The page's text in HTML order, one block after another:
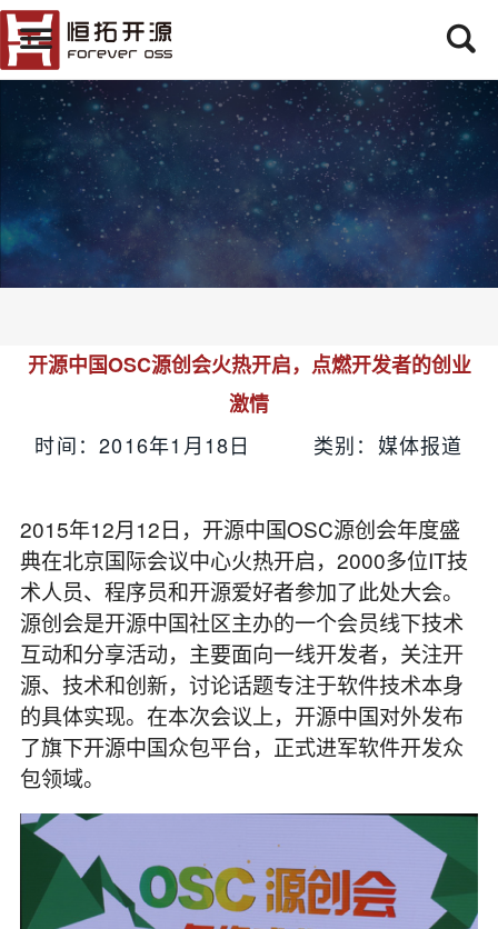
开源中国OSC源创会火热开启，点燃开发者的创业
激情
时间：2016年1月18日 类别：媒体报道
2015年12月12日，开源中国OSC源创会年度盛
典在北京国际会议中心火热开启，2000多位IT技
术人员、程序员和开源爱好者参加了此处大会。
源创会是开源中国社区主办的一个会员线下技术
互动和分享活动，主要面向一线开发者，关注开
源、技术和创新，讨论话题专注于软件技术本身
的具体实现。在本次会议上，开源中国对外发布
了旗下开源中国众包平台，正式进军软件开发众
包领域。